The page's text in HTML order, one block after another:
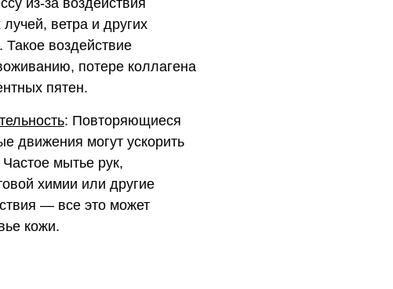
из-за воздействия
ветра и других
воздействие
потере коллагена
пятен.
: Повторяющиеся
движения могут ускорить
мытье рук,
химии или другие
— все это может
кожи.